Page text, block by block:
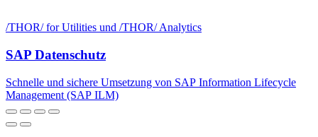
/THOR/ for Utilities und /THOR/ Analytics
SAP Datenschutz
Schnelle und sichere Um­­setz­ung von SAP Informa­­tion Life­­cycle
Manage­­ment (SAP ILM)